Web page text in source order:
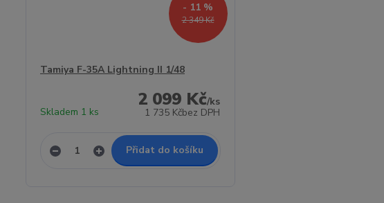
2 349 Kč
- 11 %
Tamiya F-35A Lightning II 1/48
2 099 Kč/ks
1 735 Kčbez DPH
Skladem 1 ks
Přidat do košíku